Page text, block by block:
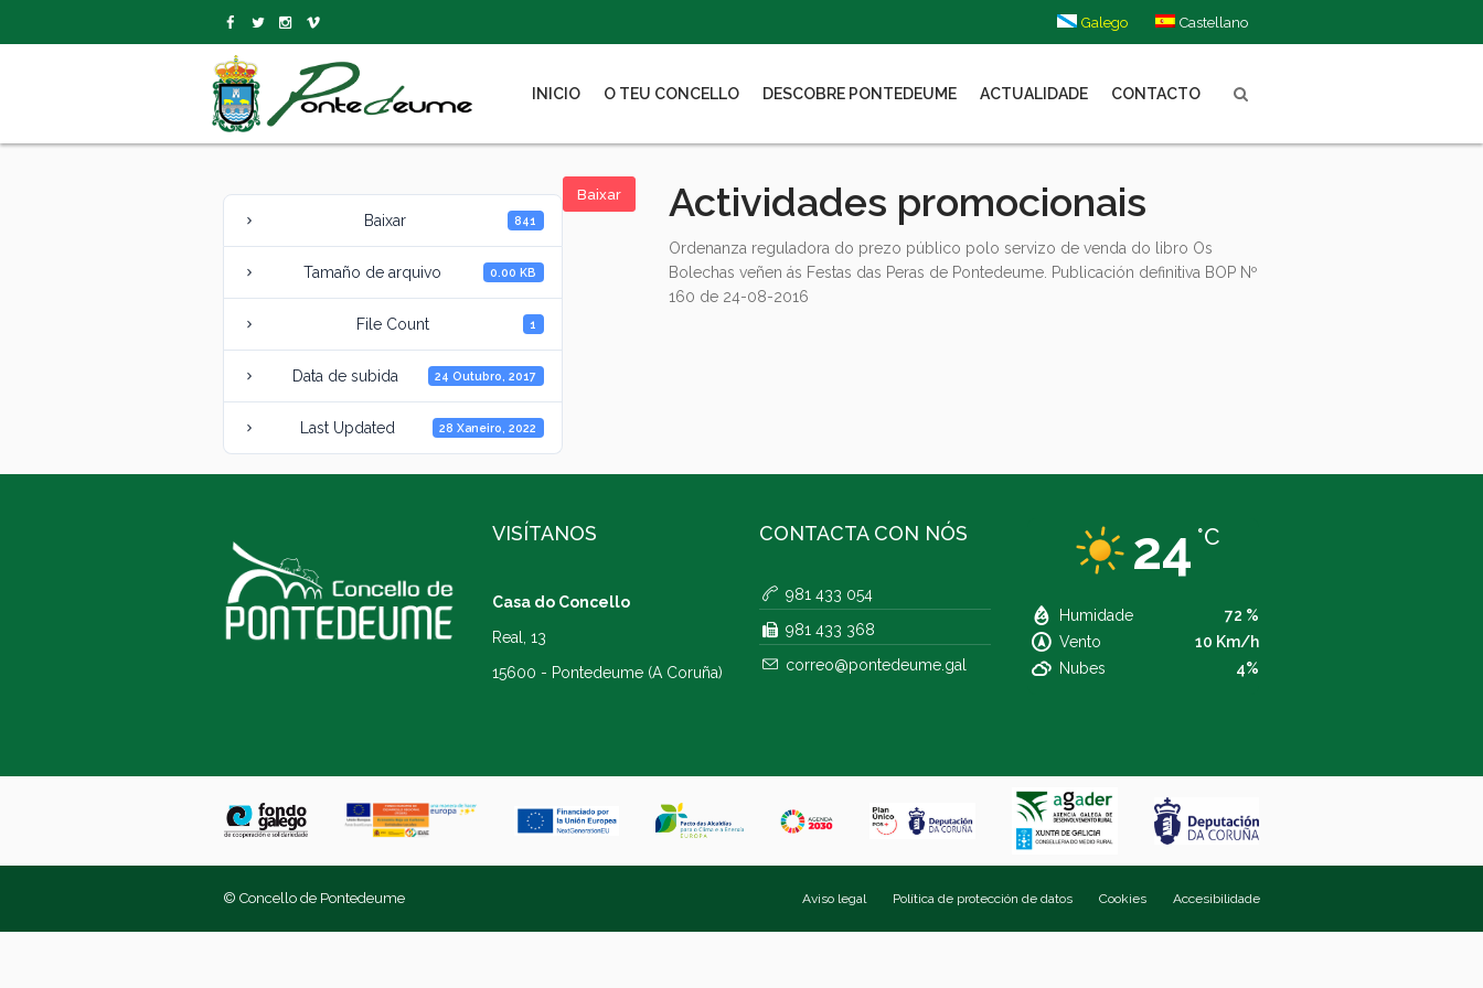
Galego Castellano
INICIO O TEU CONCELLO DESCOBRE PONTEDEUME ACTUALIDADE CONTACTO
Baixar
Baixar 841
Tamaño de arquivo 0.00 KB
File Count 1
Data de subida 24 Outubro, 2017
Last Updated 28 Xaneiro, 2022
Actividades promocionais
Ordenanza reguladora do prezo público polo servizo de venda do libro Os
Bolechas veñen ás Festas das Peras de Pontedeume. Publicación definitiva BOP Nº
160 de 24-08-2016
VISÍTANOS
Casa do Concello
Real, 13
15600 - Pontedeume (A Coruña)
CONTACTA CON NÓS
981 433 054
981 433 368
correo@pontedeume.gal
24 °C
Humidade
72 %
Vento
10 Km/h
Nubes
4%
Aviso legal Política de protección de datos Cookies Accesibilidade
© Concello de Pontedeume